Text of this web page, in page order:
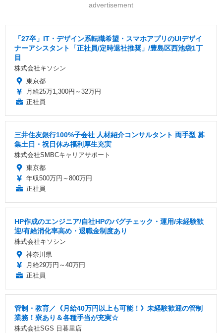
advertisement
「27卒」IT・デザイン系転職希望・スマホアプリのUIデザイ
ナーアシスタント「正社員/定時退社推奨」/豊島区西池袋1丁
目
株式会社キソシン
東京都
月給25万1,300円～32万円
正社員
三井住友銀行100%子会社 人材紹介コンサルタント 両手型 募
集土日・祝日休み福利厚生充実
株式会社SMBCキャリアサポート
東京都
年収500万円～800万円
正社員
HP作成のエンジニア/自社HPのバグチェック・運用/未経験歓
迎/有給消化率高め・退職金制度あり
株式会社キソシン
神奈川県
月給29万円～40万円
正社員
管制・教育／《月給40万円以上も可能！》未経験歓迎の管制
業務！寮あり＆各種手当が充実☆
株式会社SGS 日暮里店